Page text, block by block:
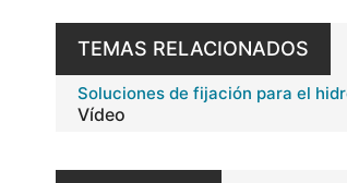
TEMAS RELACIONADOS
Soluciones de fijación para el
Vídeo